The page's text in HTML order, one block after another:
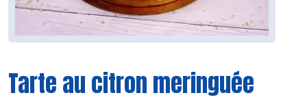
Tarte au citron meringuée